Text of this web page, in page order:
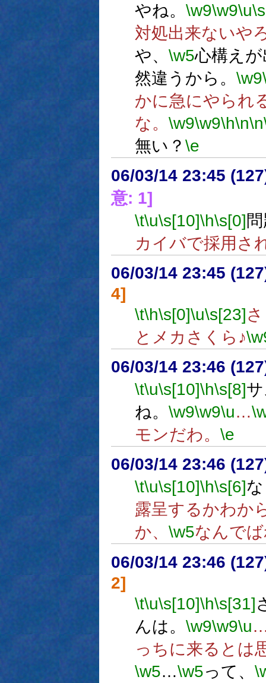
やね。 \w9\w9\u
対処出来ないや
や、 \w5心構え
然違うから。 \w9
かに急にやられ
な。 \w9\w9\h\n\n
無い？ \e
06/03/14 23:45
意: 1]
\t\u\s[10]\h\s[0]
カイバで採用さ
06/03/14 23:45
4]
\t\h\s[0]\u\s[23]
とメカさくら♪
06/03/14 23:46
\t\u\s[10]\h\s[8]
ね。 \w9\w9\u…
モンだわ。 \e
06/03/14 23:46
\t\u\s[10]\h\s[6]
露呈するかわか
か、 \w5なんで
06/03/14 23:46
2]
\t\u\s[10]\h\s[31]
んは。 \w9\w9\u
っちに来るとは
\w5…\w5って、